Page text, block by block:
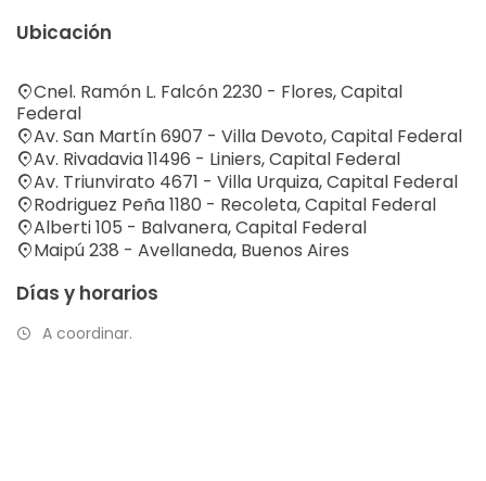
Ubicación
Cnel. Ramón L. Falcón 2230 - Flores, Capital
Federal
Av. San Martín 6907 - Villa Devoto, Capital Federal
Av. Rivadavia 11496 - Liniers, Capital Federal
Av. Triunvirato 4671 - Villa Urquiza, Capital Federal
Rodriguez Peña 1180 - Recoleta, Capital Federal
Alberti 105 - Balvanera, Capital Federal
Maipú 238 - Avellaneda, Buenos Aires
Días y horarios
A coordinar.